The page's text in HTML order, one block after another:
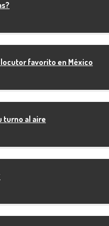
favorito en México
turno al aire